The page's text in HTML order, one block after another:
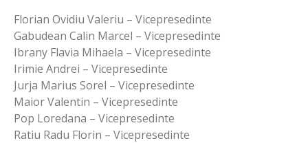
Florian Ovidiu Valeriu – Vicepresedinte
Gabudean Calin Marcel – Vicepresedinte
Ibrany Flavia Mihaela – Vicepresedinte
Irimie Andrei – Vicepresedinte
Jurja Marius Sorel – Vicepresedinte
Maior Valentin – Vicepresedinte
Pop Loredana – Vicepresedinte
Ratiu Radu Florin – Vicepresedinte